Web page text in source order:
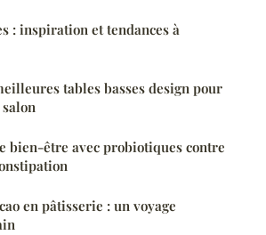
: inspiration et tendances à
tables basses design pour
bien-être avec probiotiques contre
en pâtisserie : un voyage